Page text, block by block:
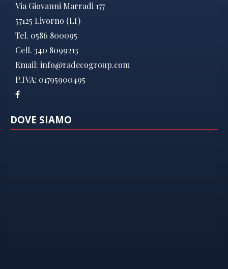
Via Giovanni Marradi 177
57125 Livorno (LI)
Tel. 0586 800095
Cell. 340 8099213
Email: info@radecogroup.com
P.IVA: 01795900495
DOVE SIAMO